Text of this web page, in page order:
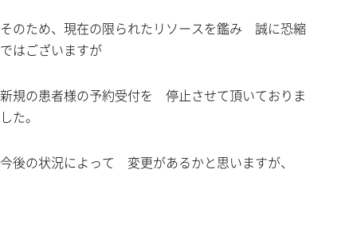
そのため、現在の限られたリソースを鑑み 誠に恐縮
ではございますが
新規の患者様の予約受付を 停止させて頂いておりま
した。
今後の状況によって 変更があるかと思いますが、